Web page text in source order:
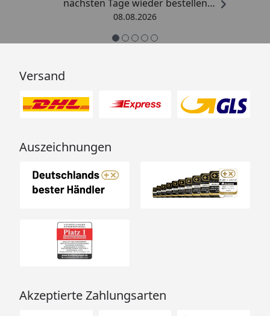
nächsten Tage wieder bestellen
Grüße an die Belegschaft gute
08.08.2026
Versand
Auszeichnungen
Akzeptierte Zahlungsarten